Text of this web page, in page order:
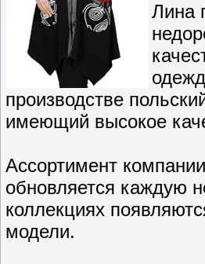
Лина
производстве
имеющий высокое
Ассортимент
обновляется каждую
коллекциях
модели.